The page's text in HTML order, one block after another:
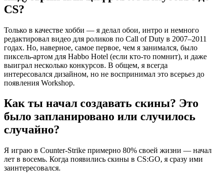
CS?
Только в качестве хобби — я делал обои, интро и немного
редактировал видео для роликов по Call of Duty в 2007–2011
годах. Но, наверное, самое первое, чем я занимался, было
пиксель-артом для Habbo Hotel (если кто-то помнит), и даже
выиграл несколько конкурсов. В общем, я всегда
интересовался дизайном, но не воспринимал это всерьез до
появления Workshop.
Как ты начал создавать скины? Это
было запланировано или случилось
случайно?
Я играю в Counter-Strike примерно 80% своей жизни — начал
лет в восемь. Когда появились скины в CS:GO, я сразу ими
заинтересовался.